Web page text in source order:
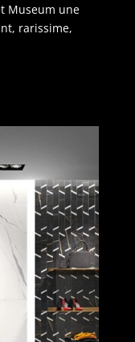
Museum une
rarissime,